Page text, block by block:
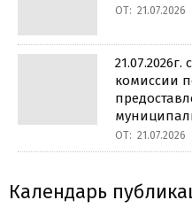
ОТ: 21.07.2026
комиссии
ОТ: 21.07.2026
Календарь